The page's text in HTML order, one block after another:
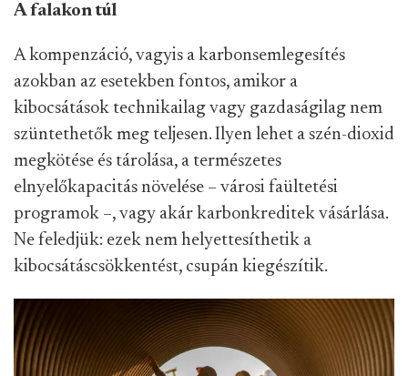
A falakon túl
A kompenzáció, vagyis a karbonsemlegesítés
azokban az esetekben fontos, amikor a
kibocsátások technikailag vagy gazdaságilag nem
szüntethetők meg teljesen. Ilyen lehet a szén-dioxid
megkötése és tárolása, a természetes
elnyelőkapacitás növelése – városi faültetési
programok –, vagy akár karbonkreditek vásárlása.
Ne feledjük: ezek nem helyettesíthetik a
kibocsátáscsökkentést, csupán kiegészítik.